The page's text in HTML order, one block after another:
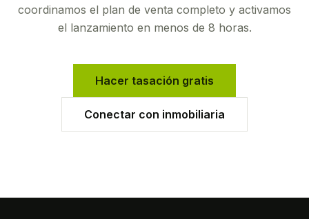
coordinamos el plan de venta completo y activamos
el lanzamiento en menos de 8 horas.
Hacer tasación gratis
Conectar con inmobiliaria